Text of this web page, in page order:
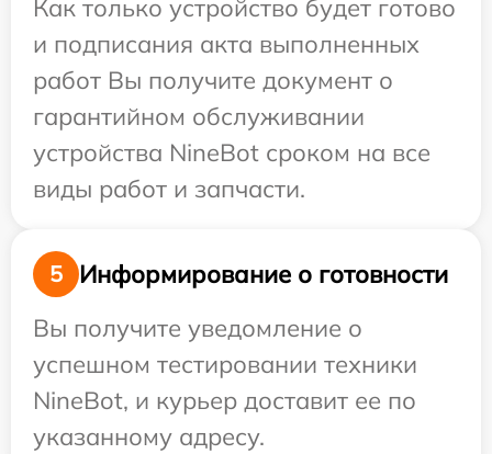
Как только устройство будет готово
и подписания акта выполненных
работ Вы получите документ о
гарантийном обслуживании
устройства NineBot сроком на все
виды работ и запчасти.
5
Информирование о готовности
Вы получите уведомление о
успешном тестировании техники
NineBot, и курьер доставит ее по
указанному адресу.